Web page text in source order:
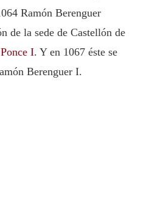
Ramón Berenguer
de la sede de Castellón de
Ponce I. Y en 1067 éste se
Berenguer I.